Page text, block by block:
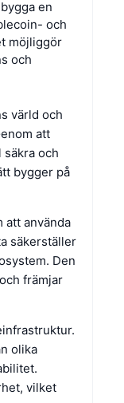
en
och
möjliggör
och
värld och
att
och
bygger på
att använda
säkerställer
Den
främjar
olika
vilket